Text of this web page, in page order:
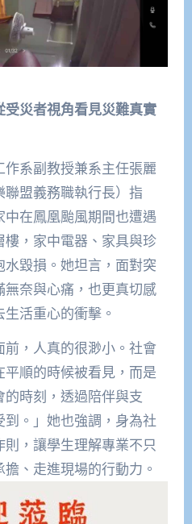
災者視角看見災難真實
系副教授兼系主任張麗
盟義務職執行長）指
在鳳凰颱風期間也遭遇
，家中電器、家具與珍
毀損。她坦言，面對突
奈與心痛，也更真切感
活重心的衝擊。
，人真的很渺小。社會
順的時候被看見，而是
時刻，透過陪伴與支
。」她也強調，身為社
，讓學生理解專業不只
、走進現場的行動力。